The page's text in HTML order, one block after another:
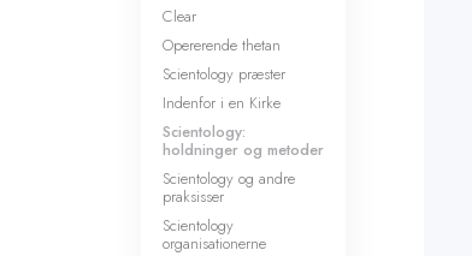
Clear
Opererende thetan
Scientology præster
Indenfor i en Kirke
Scientology:
holdninger og metoder
Scientology og andre
praksisser
Scientology
organisationerne